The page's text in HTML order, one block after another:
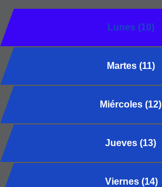
Lunes (10)
Martes (11)
Miércoles (12)
Jueves (13)
Viernes (14)